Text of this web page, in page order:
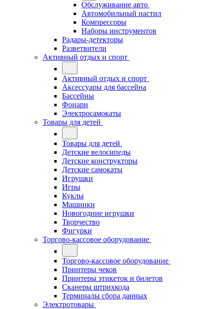
Обслуживание авто
Автомобильный настил
Компрессоры
Наборы инструментов
Радары-детекторы
Разветвители
Активный отдых и спорт
Активный отдых и спорт
Аксессуары для бассейна
Бассейны
Фонари
Электросамокаты
Товары для детей
Товары для детей
Детские велосипеды
Детские конструкторы
Детские самокаты
Игрушки
Игры
Куклы
Машинки
Новогодние игрушки
Творчество
Фигурки
Торгово-кассовое оборудование
Торгово-кассовое оборудование
Принтеры чеков
Принтеры этикеток и билетов
Сканеры штрихкода
Терминалы сбора данных
Электротовары